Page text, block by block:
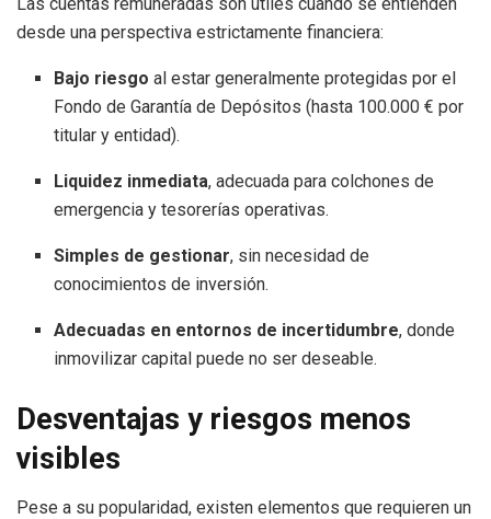
desde una perspectiva estrictamente financiera:
Bajo riesgo al estar generalmente protegidas por el
Fondo de Garantía de Depósitos (hasta 100.000 € por
titular y entidad).
Liquidez inmediata, adecuada para colchones de
emergencia y tesorerías operativas.
Simples de gestionar, sin necesidad de
conocimientos de inversión.
Adecuadas en entornos de incertidumbre, donde
inmovilizar capital puede no ser deseable.
Desventajas y riesgos menos
visibles
Pese a su popularidad, existen elementos que requieren un